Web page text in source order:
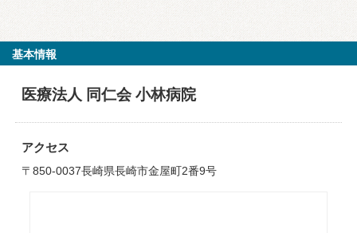
基本情報
医療法人 同仁会 小林病院
アクセス
〒850-0037長崎県長崎市金屋町2番9号